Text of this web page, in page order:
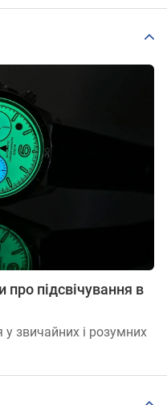
підсвічування в
у звичайних і розумних